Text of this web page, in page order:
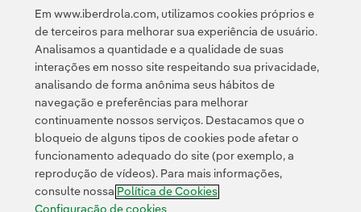
e pela
Política de Privacidade Informação legal
Transparência no uso da IA Política de cookies Configuração de cookies
Acessibilidade Canal de denúncias
Em www.iberdrola.com, utilizamos cookies próprios e
de terceiros para melhorar sua experiência de usuário.
Analisamos a quantidade e a qualidade de suas
interações em nosso site respeitando sua privacidade,
analisando de forma anônima seus hábitos de
navegação e preferências para melhorar
continuamente nossos serviços. Destacamos que o
bloqueio de alguns tipos de cookies pode afetar o
funcionamento adequado do site (por exemplo, a
reprodução de vídeos). Para mais informações,
consulte nossa Política de Cookies
Configuração de cookies